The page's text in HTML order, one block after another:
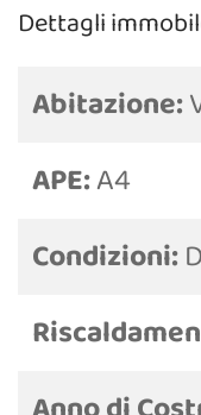
Dettagli
Abitazione:
APE:A4
Condizioni: